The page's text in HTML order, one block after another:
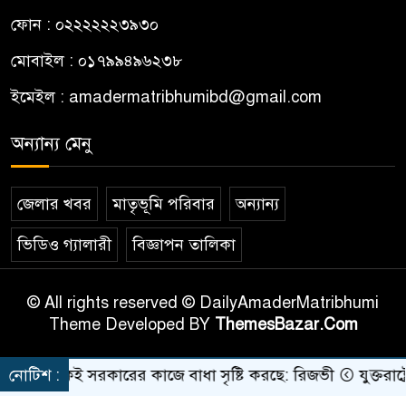
ফোন : ০২২২২২২৩৯৩০
মোবাইল : ০১৭৯৯৪৯৬২৩৮
ইমেইল : amadermatribhumibd@gmail.com
অন্যান্য মেনু
জেলার খবর মাতৃভূমি পরিবার অন্যান্য
ভিডিও গ্যালারী বিজ্ঞাপন তালিকা
© All rights reserved © DailyAmaderMatribhumi
Theme Developed BY ThemesBazar.Com
নোটিশ :সরকারের কাজে বাধা সৃষ্টি করছে: রিজভী যুক্তরাষ্ট্রে